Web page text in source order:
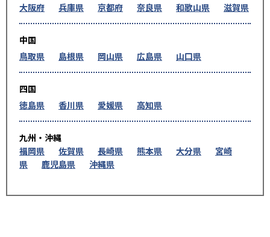
大阪府
兵庫県 京都府 奈良県 和歌山県 滋賀県
中国
鳥取県
島根県 岡山県 広島県 山口県
四国
徳島県
香川県 愛媛県 高知県
九州・沖縄
福岡県
佐賀県 長崎県 熊本県 大分県
宮崎
県
鹿児島県 沖縄県